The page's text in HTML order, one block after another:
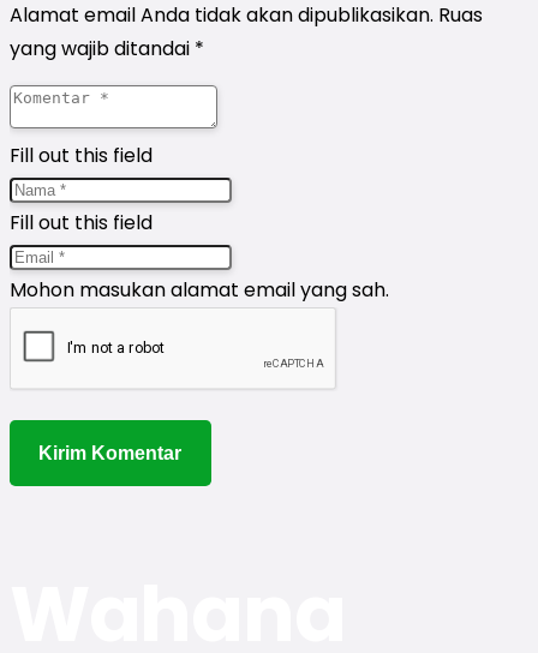
Alamat email Anda tidak akan dipublikasikan. Ruas
yang wajib ditandai *
Fill out this field
Fill out this field
Mohon masukan alamat email yang sah.
Kirim Komentar